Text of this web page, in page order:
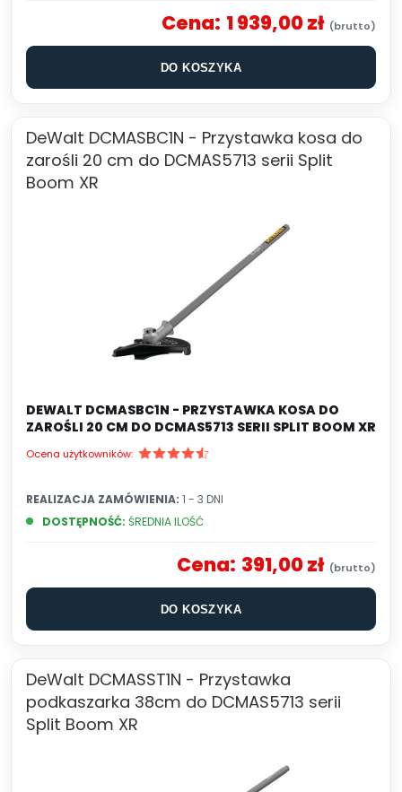
Cena: 1 939,00 zł
DO KOSZYKA
DeWalt DCMASBC1N - Przystawka kosa do
zarośli 20 cm do DCMAS5713 serii Split
Boom XR
DEWALT DCMASBC1N - PRZYSTAWKA KOSA DO
ZAROŚLI 20 CM DO DCMAS5713 SERII SPLIT BOOM XR
Ocena użytkowników:
DOSTĘPNOŚĆ: ŚREDNIA ILOŚĆ
REALIZACJA ZAMÓWIENIA: 1 - 3 DNI
Cena: 391,00 zł
DO KOSZYKA
DeWalt DCMASST1N - Przystawka
podkaszarka 38cm do DCMAS5713 serii
Split Boom XR